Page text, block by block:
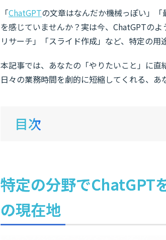
「ChatGPTの文章はなんだか機械っぽい」
を感じていませんか？実は今、ChatGPTの
リサーチ」「スライド作成」など、特定の用
本記事では、あなたの「やりたいこと」に直
日々の業務時間を劇的に短縮してくれる、あ
目次
特定の分野でChatGPT
の現在地